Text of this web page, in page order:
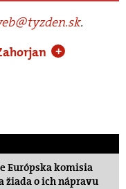
.
+
Európska komisia
žiada o ich nápravu